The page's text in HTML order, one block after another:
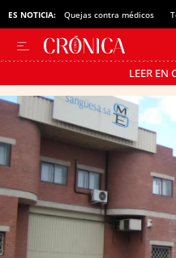
ES NOTICIA: Quejas contra médicos
LEER EN
Pásate al